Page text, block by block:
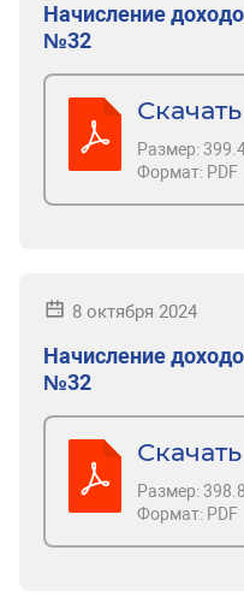
Начисление
№32
Размер:
Формат: PDF
8 октября 2024
Начисление
№32
Размер:
Формат: PDF